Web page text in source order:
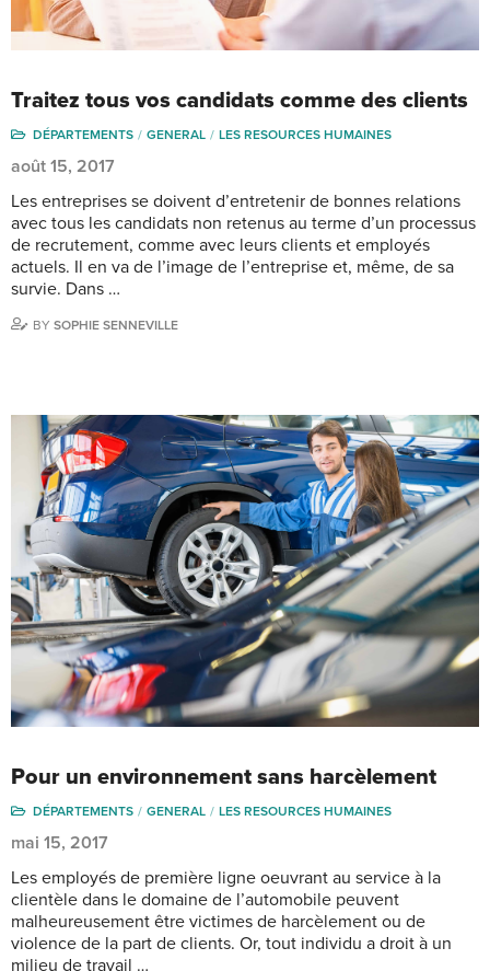
Traitez tous vos candidats comme des clients
DÉPARTEMENTS GENERAL LES RESOURCES HUMAINES
août 15, 2017
Les entreprises se doivent d’entretenir de bonnes relations
avec tous les candidats non retenus au terme d’un processus
de recrutement, comme avec leurs clients et employés
actuels. Il en va de l’image de l’entreprise et, même, de sa
survie. Dans …
BY SOPHIE SENNEVILLE
Pour un environnement sans harcèlement
DÉPARTEMENTS GENERAL LES RESOURCES HUMAINES
mai 15, 2017
Les employés de première ligne oeuvrant au service à la
clientèle dans le domaine de l’automobile peuvent
malheureusement être victimes de harcèlement ou de
violence de la part de clients. Or, tout individu a droit à un
milieu de travail …